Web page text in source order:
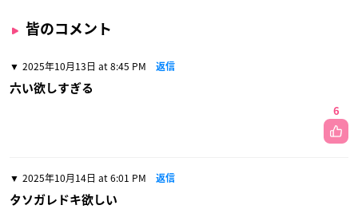
皆のコメント
2025年10月13日 at 8:45 PM 返信
六い欲しすぎる
6
2025年10月14日 at 6:01 PM 返信
タソガレドキ欲しい